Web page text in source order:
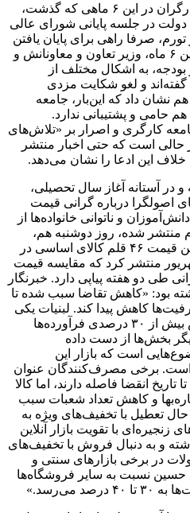
پیوستگی اعتراضات معیشتی کارگران در این ۶ ماهی که گذشت،
در جلسه پایانی شورای عالی
مهار تورم، صرفا راهی برای پایان یافتن
مذاکرات مزدی بوده است. در این ۶ ماه، وزیر تعاون و معاونانش و
به اشکال مختلف از
مختومه شدن پرونده مزد ۱۴۰۲ گفته‌اند و لغو شکایت مزدی
نشان داد که این‌بار، جامعه
حامی و پشتیبانی ندارد.
کارگری و اصرار بر «تلاش‌های
حالی است که حتی اخبار منتشر
این ادعا را نشان می‌دهد.
آستانه آغاز سال تحصیلی،
اصولگرا درباره گرانی قیمت
و ناتوانی خانواده‌ها از
منتشر شده، روز دوشنبه هم،
خبرگزاری مهر گزارشی از آخرین قیمت ۴۶ قلم کالای اساسی در
منتشر کرد که مقایسه قیمت
طی دو هفته پیاپی دارد. خبرنگار
بود: «کاهش تقاضا سبب شده تا
کاهش پیدا کند. لبنیات یکی
از حوزه‌هایی است که با افزایش بیش از ۳۰ درصدی فرآورده‌ها
بخش‌ها از دست داده
است که بازار این
برخی مصرف‌کنندگان عنوان
انقضا فاصله دارند، اما کالا
و کاهش تعداد شعبات سبب
تعطیل با تخفیف‌های ویژه به
با تقویت بازار آنلاین
و به دنبال فروش با تخفیف‌های
در برخی بازارهای سنتی و
حسین نسبت به سایر فروشگاه‌ها
می‌رسد.»